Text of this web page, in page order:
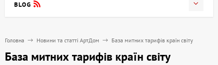
Головна Новини та статті АртДом База митних тарифів країн світу
База митних тарифів країн світу
BLOG